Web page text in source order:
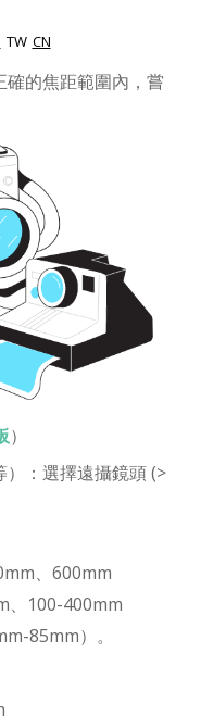
TW CN
的焦距範圍內，嘗
）
）：選擇遠攝鏡頭 (>
、600mm
、100-400mm
85mm）。